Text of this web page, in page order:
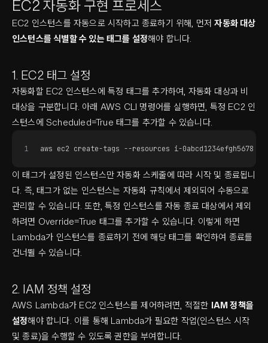
EC2 자동화 구현 프로세스
EC2 인스턴스를 자동으로 시작하고 종료하기 위해, 먼저자동화 대상
인스턴스를 식별할 수 있는 태그를 설정해야 합니다.
1. EC2 태그 설정
자동화할 EC2 인스턴스에 특정 태그를 추가하여, 자동화 대상과 비
대상을 구분합니다. 아래 AWS CLI 명령어를 실행하면, 특정 EC2 인
스턴스에 Scheduled=True 태그를 추가할 수 있습니다.
1 aws ec2 create-tags --resources i-0abcd1234efgh5678 --
이 태그가 설정된 인스턴스만 자동화 스케줄에 따라 시작 및 종료됩니
다. 즉, 태그가 없는 인스턴스는 자동화 규칙에서 제외되어 수동으로
관리할 수 있습니다. 또한, 특정 인스턴스를 자동 종료 대상에서 제외
하려면 Override=True 태그를 추가할 수 있습니다. 이렇게 하면
Lambda가 인스턴스를 종료하기 전에 해당 태그를 확인하여 종료를
건너뛸 수 있습니다.
2. IAM 정책 설정
AWS Lambda가 EC2 인스턴스를 제어하려면, 적절한 IAM 정책을
설정해야 합니다. 이를 통해 Lambda가 필요한 작업(인스턴스 시작
및 종료)을 수행할 수 있도록 권한을 부여합니다.